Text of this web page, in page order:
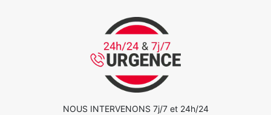
NOUS INTERVENONS 7j/7 et 24h/24